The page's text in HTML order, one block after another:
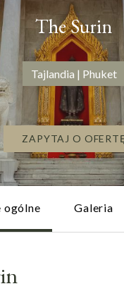
The Surin
Tajlandia | Phuket
ZAPYTAJ O
ogólne Galeria